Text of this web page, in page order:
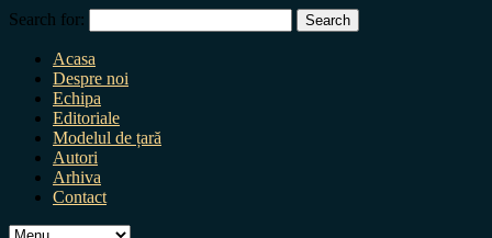
Search for:
Acasa
Despre noi
Echipa
Editoriale
Modelul de țară
Autori
Arhiva
Contact